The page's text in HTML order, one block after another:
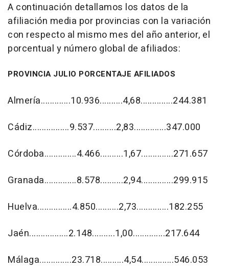
A continuación detallamos los datos de la
afiliación media por provincias con la variación
con respecto al mismo mes del año anterior, el
porcentual y número global de afiliados:
PROVINCIA JULIO PORCENTAJE AFILIADOS
Almería.............10.936..........4,68..............244.381
Cádiz................9.537..........2,83..............347.000
Córdoba..............4.466..........1,67..............271.657
Granada..............8.578..........2,94..............299.915
Huelva...............4.850..........2,73..............182.255
Jaén.................2.148..........1,00..............217.644
Málaga..............23.718..........4,54..............546.053